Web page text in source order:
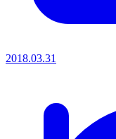
2018.03.31